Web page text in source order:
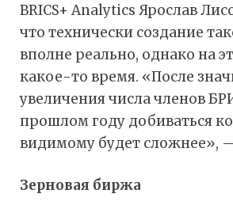
BRICS+ Analytics Ярослав
что технически создание
вполне реально, однако на
какое-то время. «После
увеличения числа членов
прошлом году добиваться
видимому будет сложнее»,
Зерновая биржа